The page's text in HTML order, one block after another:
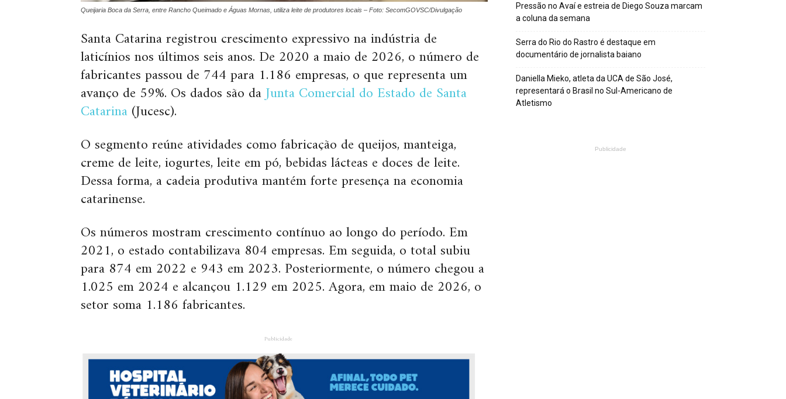
Queijaria Boca da Serra, entre Rancho Queimado e Águas Mornas, utiliza leite de produtores locais – Foto: SecomGOVSC/Divulgação
Santa Catarina registrou crescimento expressivo na indústria de
laticínios nos últimos seis anos. De 2020 a maio de 2026, o número de
fabricantes passou de 744 para 1.186 empresas, o que representa um
avanço de 59%. Os dados são daJunta Comercial do Estado de Santa
Catarina(Jucesc).
O segmento reúne atividades como fabricação de queijos, manteiga,
creme de leite, iogurtes, leite em pó, bebidas lácteas e doces de leite.
Dessa forma, a cadeia produtiva mantém forte presença na economia
catarinense.
Os números mostram crescimento contínuo ao longo do período. Em
2021, o estado contabilizava 804 empresas. Em seguida, o total subiu
para 874 em 2022 e 943 em 2023. Posteriormente, o número chegou a
1.025 em 2024 e alcançou 1.129 em 2025. Agora, em maio de 2026, o
setor soma 1.186 fabricantes.
Publicidade
Pressão no Avaí e estreia de Diego Souza marcam
a coluna da semana
Serra do Rio do Rastro é destaque em
documentário de jornalista baiano
Daniella Mieko, atleta da UCA de São José,
representará o Brasil no Sul-Americano de
Atletismo
Publicidade